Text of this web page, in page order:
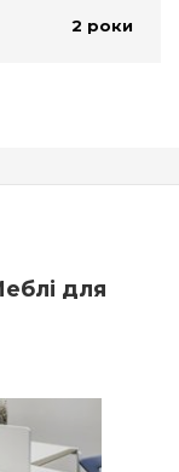
2 роки
для